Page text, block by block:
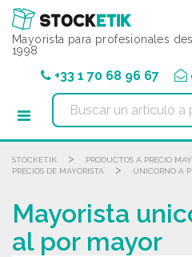
Mayorista para profesionales
1998
+33 1 70 68 96 67
STOCKETIK > PRODUCTOS A PRECIO
PRECIOS DE MAYORISTA
> UNICORNO A
Mayorista
al por mayor
Panel de gestión de cookies